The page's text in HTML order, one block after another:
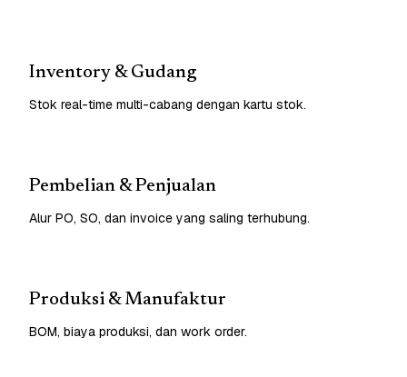
Inventory & Gudang
Stok real-time multi-cabang dengan kartu stok.
Pembelian & Penjualan
Alur PO, SO, dan invoice yang saling terhubung.
Produksi & Manufaktur
BOM, biaya produksi, dan work order.